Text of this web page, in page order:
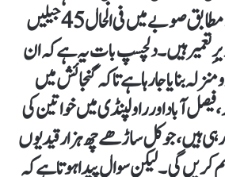
ترجمان محکمہ داخلہ کے مطابق صوبے میں فی الحال 45 جیلیں
زیرِ تعمیر ہیں۔ دلچسپ بات یہ ہے کہ ان
بنایا جا رہا ہے تاکہ گنجائش میں
فیصل آباد اور راولپنڈی میں خواتین کی
رہی ہیں، جو کل ساڑھے چھ ہزار قیدیوں
کریں گی۔ لیکن سوال پیدا ہوتا ہے کہ